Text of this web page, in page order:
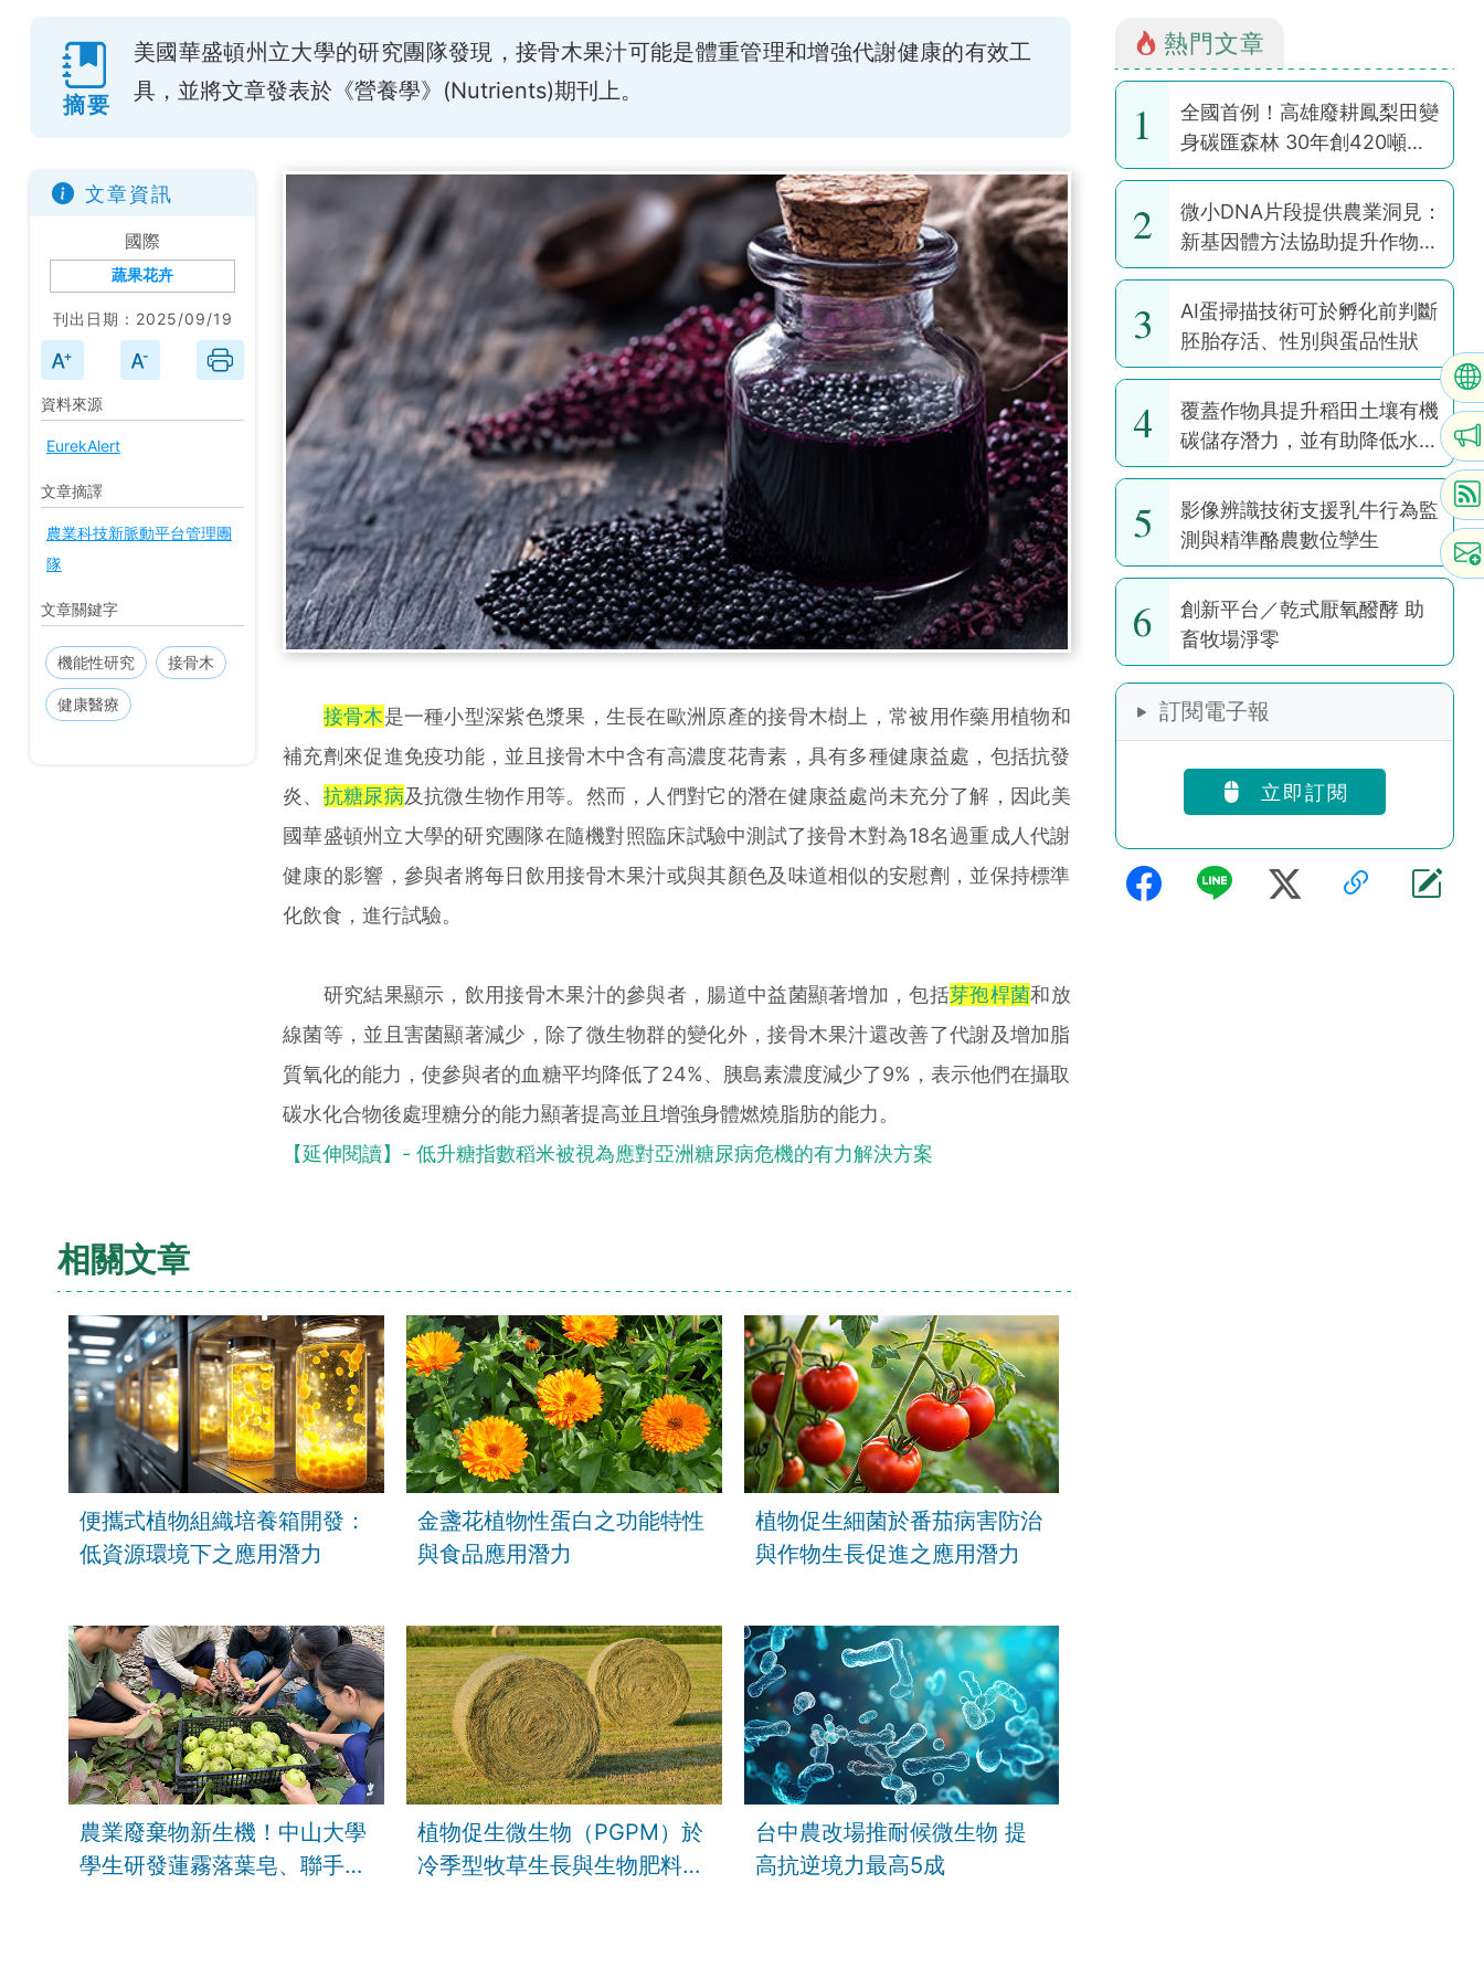
摘要
美國華盛頓州立大學的研究團隊發現，接骨木果汁可能是體重管理和增強代謝健康的有效工
具，並將文章發表於《營養學》(Nutrients)期刊上。
文章資訊
國際
蔬果花卉
刊出日期：2025/09/19
資料來源
EurekAlert
文章摘譯
農業科技新脈動平台管理團
隊
文章關鍵字
機能性研究 接骨木
健康醫療
接骨木是一種小型深紫色漿果，生長在歐洲原產的接骨木樹上，常被用作藥用植物和
補充劑來促進免疫功能，並且接骨木中含有高濃度花青素，具有多種健康益處，包括抗發
炎、 抗糖尿病及抗微生物作用等。然而，人們對它的潛在健康益處尚未充分了解，因此美
國華盛頓州立大學的研究團隊在隨機對照臨床試驗中測試了接骨木對為18名過重成人代謝
健康的影響，參與者將每日飲用接骨木果汁或與其顏色及味道相似的安慰劑，並保持標準
化飲食，進行試驗。
研究結果顯示，飲用接骨木果汁的參與者，腸道中益菌顯著增加，包括芽孢桿菌和放
線菌等，並且害菌顯著減少，除了微生物群的變化外，接骨木果汁還改善了代謝及增加脂
質氧化的能力，使參與者的血糖平均降低了24%、胰島素濃度減少了9%，表示他們在攝取
碳水化合物後處理糖分的能力顯著提高並且增強身體燃燒脂肪的能力。
【延伸閱讀】- 低升糖指數稻米被視為應對亞洲糖尿病危機的有力解決方案
相關文章
便攜式植物組織培養箱開發：
低資源環境下之應用潛力
金盞花植物性蛋白之功能特性
與食品應用潛力
植物促生細菌於番茄病害防治
與作物生長促進之應用潛力
農業廢棄物新生機！中山大學
學生研發蓮霧落葉皂、聯手果
植物促生微生物（PGPM）於
冷季型牧草生長與生物肥料開
台中農改場推耐候微生物 提
高抗逆境力最高5成
熱門文章
1
全國首例！高雄廢耕鳳梨田變
身碳匯森林 30年創420噸碳
權
2
微小DNA片段提供農業洞見：
新基因體方法協助提升作物韌
性
3
AI蛋掃描技術可於孵化前判斷
胚胎存活、性別與蛋品性狀
4
覆蓋作物具提升稻田土壤有機
碳儲存潛力，並有助降低水稻
耕作全球暖化潛勢
5
影像辨識技術支援乳牛行為監
測與精準酪農數位孿生
6
創新平台／乾式厭氧醱酵 助
畜牧場淨零
訂閱電子報
立即訂閱